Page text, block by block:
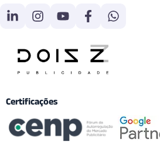
Certificações